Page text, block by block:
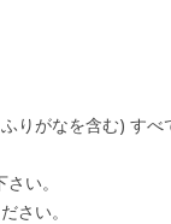
りがなを含む) す
い。
さい。